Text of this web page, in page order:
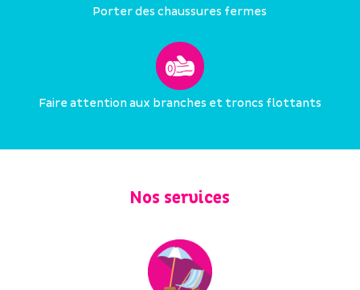
Porter des chaussures fermes
Faire attention aux branches et troncs flottants
Nos services